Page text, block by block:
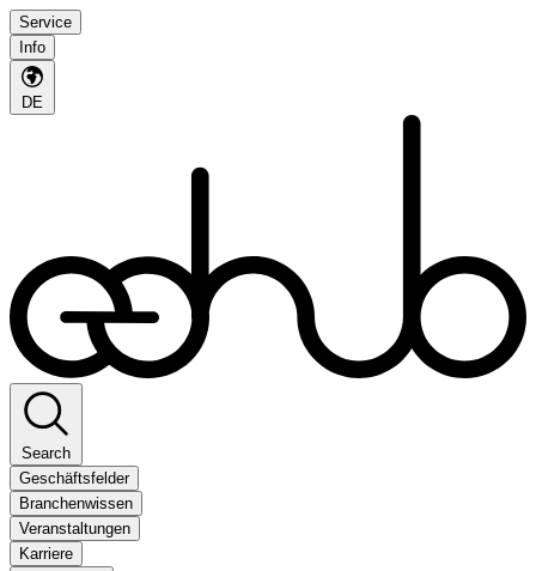
Service
Info
DE
Search
Geschäftsfelder
Branchenwissen
Veranstaltungen
Karriere